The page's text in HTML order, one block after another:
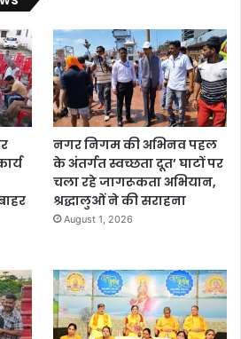
नगर निगम की अभिनव पहल
के अंतर्गत स्वच्छता दूत’ घाटों पर
चला रहे जागरूकता अभियान,
श्रद्धालुओं ने की सराहना
August 1, 2026